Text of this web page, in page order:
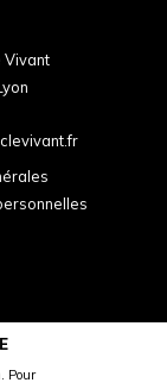
Vivant
Pour